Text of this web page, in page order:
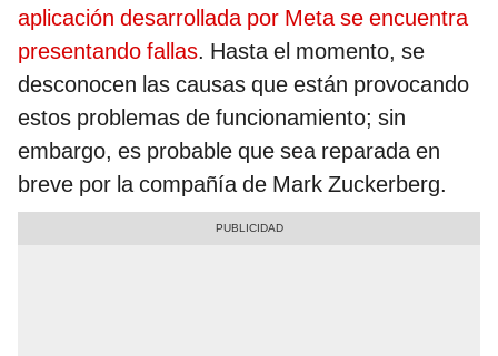
aplicación desarrollada por Meta se encuentra
presentando fallas. Hasta el momento, se
desconocen las causas que están provocando
estos problemas de funcionamiento; sin
embargo, es probable que sea reparada en
breve por la compañía de Mark Zuckerberg.